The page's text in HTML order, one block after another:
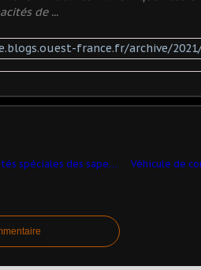
de ...
Nouveauté librairie : Les Unités spéciales des sapeurs-pompiers de Paris (Albin MIchel)